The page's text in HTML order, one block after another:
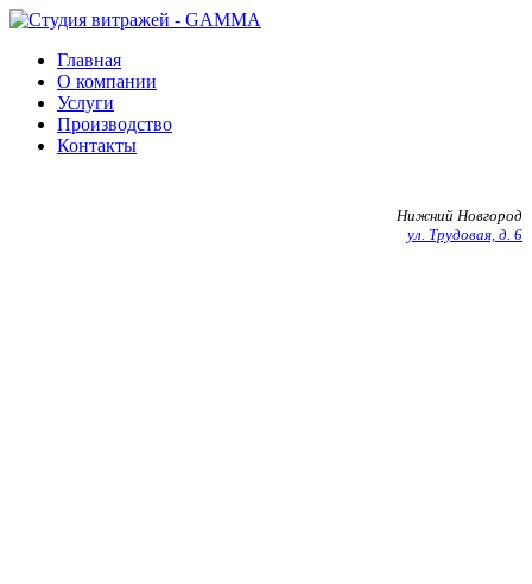
Главная
О компании
Услуги
Производство
Контакты
Нижний Новгород
ул. Трудовая, д. 6